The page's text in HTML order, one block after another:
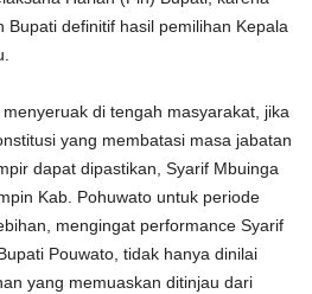
Bupati definitif hasil pemilihan Kepala
di tengah masyarakat, jika
yang membatasi masa jabatan
dapat dipastikan, Syarif Mbuinga
Kab. Pohuwato untuk periode
mengingat performance Syarif
Pouwato, tidak hanya dinilai
yang memuaskan ditinjau dari